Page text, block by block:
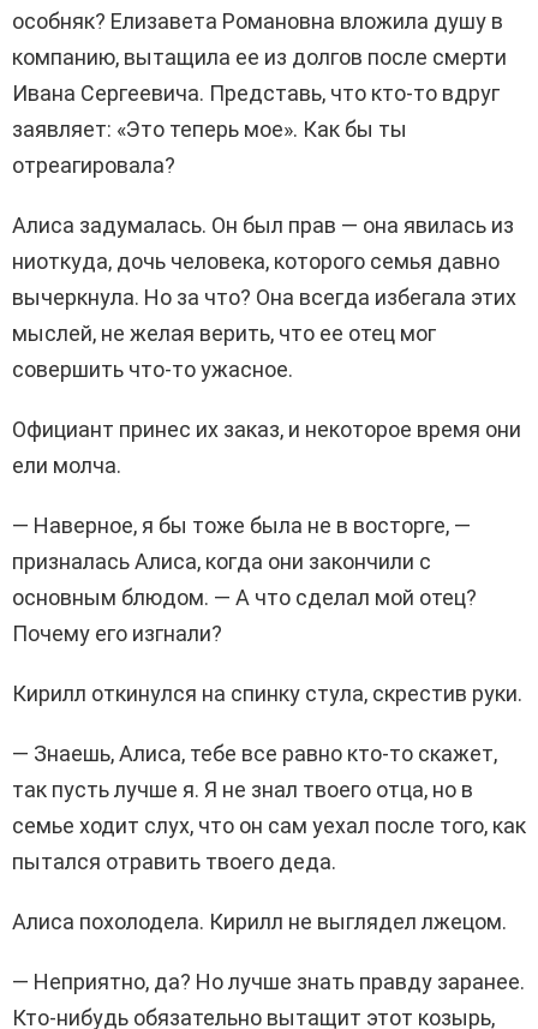
особняк? Елизавета Романовна вложила душу в
компанию, вытащила ее из долгов после смерти
Ивана Сергеевича. Представь, что кто-то вдруг
заявляет: «Это теперь мое». Как бы ты
отреагировала?
Алиса задумалась. Он был прав — она явилась из
ниоткуда, дочь человека, которого семья давно
вычеркнула. Но за что? Она всегда избегала этих
мыслей, не желая верить, что ее отец мог
совершить что-то ужасное.
Официант принес их заказ, и некоторое время они
ели молча.
— Наверное, я бы тоже была не в восторге, —
призналась Алиса, когда они закончили с
основным блюдом. — А что сделал мой отец?
Почему его изгнали?
Кирилл откинулся на спинку стула, скрестив руки.
— Знаешь, Алиса, тебе все равно кто-то скажет,
так пусть лучше я. Я не знал твоего отца, но в
семье ходит слух, что он сам уехал после того, как
пытался отравить твоего деда.
Алиса похолодела. Кирилл не выглядел лжецом.
— Неприятно, да? Но лучше знать правду заранее.
Кто-нибудь обязательно вытащит этот козырь,